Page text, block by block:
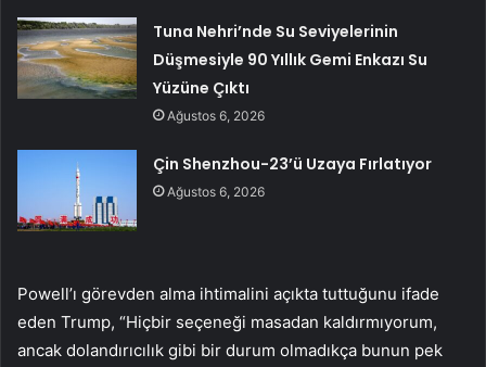
Tuna Nehri’nde Su Seviyelerinin
Düşmesiyle 90 Yıllık Gemi Enkazı Su
Yüzüne Çıktı
Ağustos 6, 2026
Çin Shenzhou-23’ü Uzaya Fırlatıyor
Ağustos 6, 2026
Powell’ı görevden alma ihtimalini açıkta tuttuğunu ifade
eden Trump, “Hiçbir seçeneği masadan kaldırmıyorum,
ancak dolandırıcılık gibi bir durum olmadıkça bunun pek